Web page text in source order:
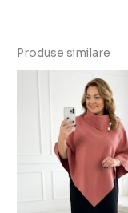
Produse similare